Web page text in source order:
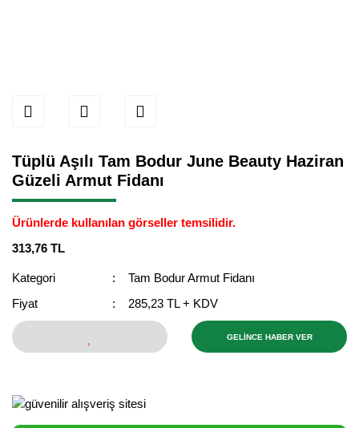
Tüplü Aşılı Tam Bodur June Beauty Haziran
Güzeli Armut Fidanı
Ürünlerde kullanılan görseller temsilidir.
313,76 TL
Kategori
Tam Bodur Armut Fidanı
Fiyat
285,23 TL + KDV
GELİNCE HABER VER